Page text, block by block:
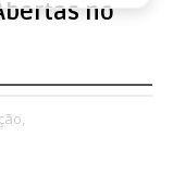
no